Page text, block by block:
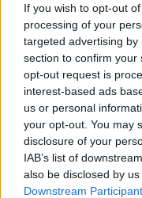
If you wish to opt-out
processing of your
targeted advertising
section to confirm your
opt-out request is
interest-based ads
us or personal
your opt-out. You may
disclosure of your
IAB’s list of
also be disclosed by
Downstream
ΠΑΓΩΤΟ
Οι τρεις best seller
απογειώσουν το